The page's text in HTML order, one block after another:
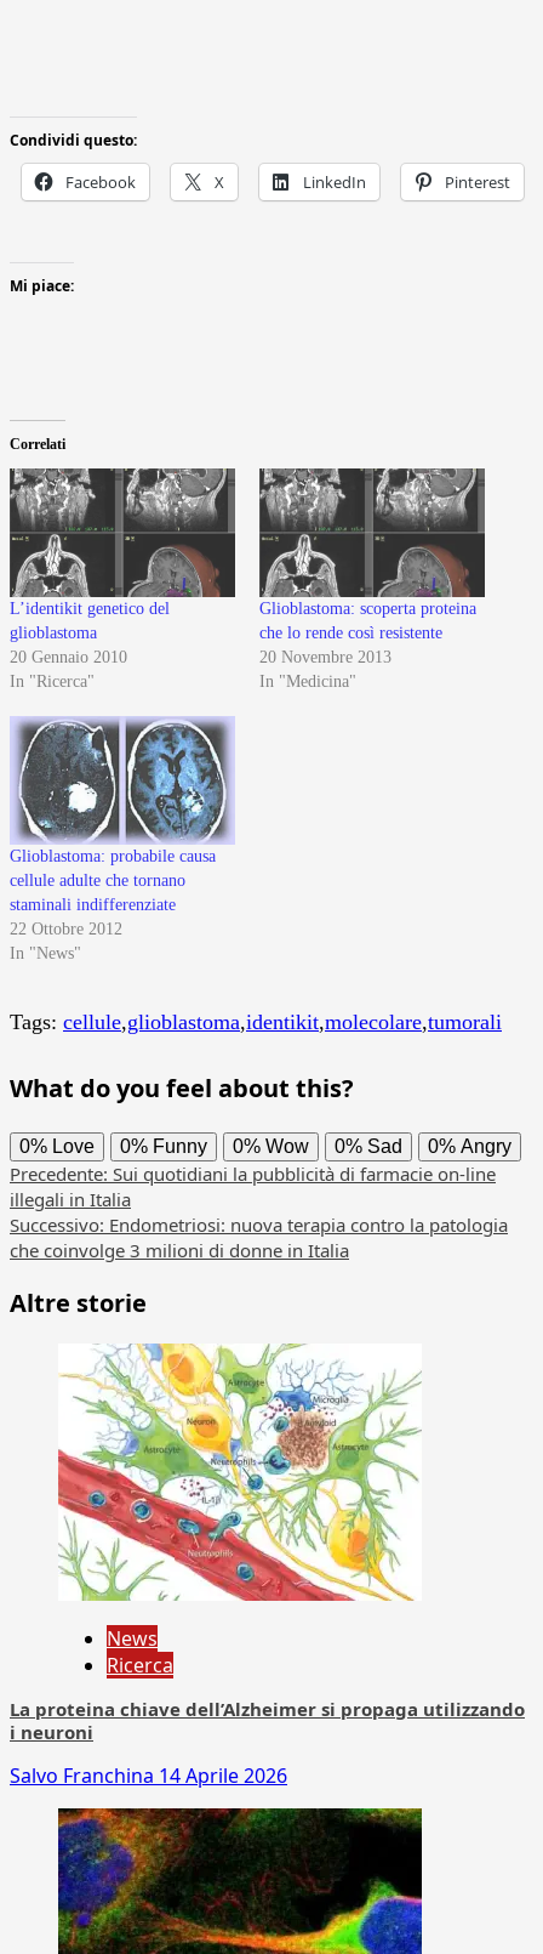
Condividi questo:
Facebook X LinkedIn Pinterest
Mi piace:
Correlati
L’identikit genetico del
glioblastoma
20 Gennaio 2010
In "Ricerca"
Glioblastoma: scoperta proteina
che lo rende così resistente
20 Novembre 2013
In "Medicina"
Glioblastoma: probabile causa
cellule adulte che tornano
staminali indifferenziate
22 Ottobre 2012
In "News"
Tags: cellule,glioblastoma,identikit,molecolare,tumorali
What do you feel about this?
0% Love 0% Funny 0% Wow 0% Sad 0% Angry
Navigazione
articolo
Precedente: Sui quotidiani la pubblicità di farmacie on-line
illegali in Italia
Successivo: Endometriosi: nuova terapia contro la patologia
che coinvolge 3 milioni di donne in Italia
Altre storie
News
Ricerca
La proteina chiave dell’Alzheimer si propaga utilizzando
i neuroni
Salvo Franchina 14 Aprile 2026